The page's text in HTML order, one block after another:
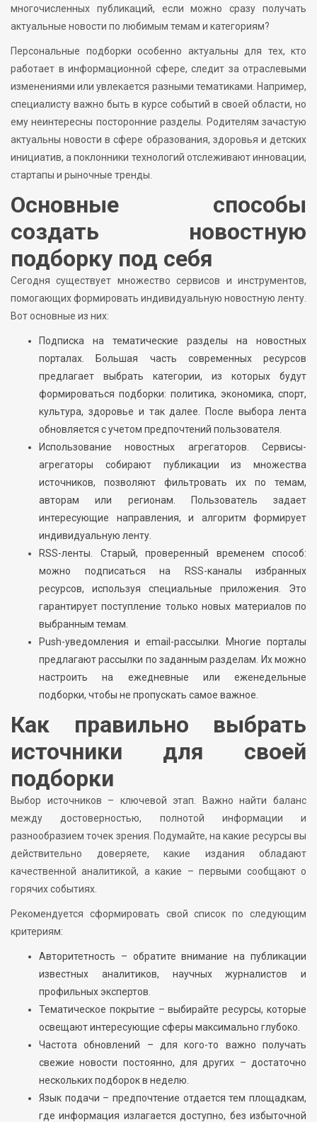
многочисленных публикаций, если можно сразу получать
актуальные новости по любимым темам и категориям?
Персональные подборки особенно актуальны для тех, кто
работает в информационной сфере, следит за отраслевыми
изменениями или увлекается разными тематиками. Например,
специалисту важно быть в курсе событий в своей области, но
ему неинтересны посторонние разделы. Родителям зачастую
актуальны новости в сфере образования, здоровья и детских
инициатив, а поклонники технологий отслеживают инновации,
стартапы и рыночные тренды.
Основные способы
создать новостную
подборку под себя
Сегодня существует множество сервисов и инструментов,
помогающих формировать индивидуальную новостную ленту.
Вот основные из них:
Подписка на тематические разделы на новостных
порталах. Большая часть современных ресурсов
предлагает выбрать категории, из которых будут
формироваться подборки: политика, экономика, спорт,
культура, здоровье и так далее. После выбора лента
обновляется с учетом предпочтений пользователя.
Использование новостных агрегаторов. Сервисы-
агрегаторы собирают публикации из множества
источников, позволяют фильтровать их по темам,
авторам или регионам. Пользователь задает
интересующие направления, и алгоритм формирует
индивидуальную ленту.
RSS-ленты. Старый, проверенный временем способ:
можно подписаться на RSS-каналы избранных
ресурсов, используя специальные приложения. Это
гарантирует поступление только новых материалов по
выбранным темам.
Push-уведомления и email-рассылки. Многие порталы
предлагают рассылки по заданным разделам. Их можно
настроить на ежедневные или еженедельные
подборки, чтобы не пропускать самое важное.
Как правильно выбрать
источники для своей
подборки
Выбор источников – ключевой этап. Важно найти баланс
между достоверностью, полнотой информации и
разнообразием точек зрения. Подумайте, на какие ресурсы вы
действительно доверяете, какие издания обладают
качественной аналитикой, а какие – первыми сообщают о
горячих событиях.
Рекомендуется сформировать свой список по следующим
критериям:
Авторитетность – обратите внимание на публикации
известных аналитиков, научных журналистов и
профильных экспертов.
Тематическое покрытие – выбирайте ресурсы, которые
освещают интересующие сферы максимально глубоко.
Частота обновлений – для кого-то важно получать
свежие новости постоянно, для других – достаточно
нескольких подборок в неделю.
Язык подачи – предпочтение отдается тем площадкам,
где информация излагается доступно, без избыточной